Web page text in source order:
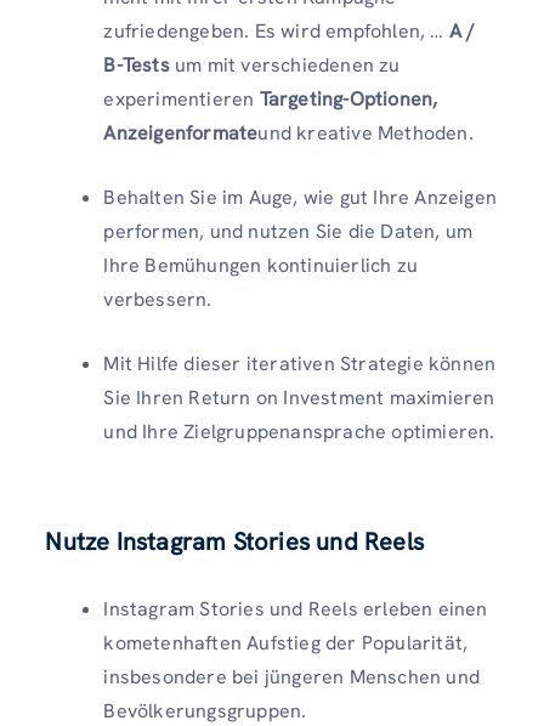
zufriedengeben. Es wird empfohlen, … A /
B-Testsum mit verschiedenen zu
experimentieren Targeting-Optionen,
Anzeigenformateund kreative Methoden.
Behalten Sie im Auge, wie gut Ihre Anzeigen
performen, und nutzen Sie die Daten, um
Ihre Bemühungen kontinuierlich zu
verbessern.
Mit Hilfe dieser iterativen Strategie können
Sie Ihren Return on Investment maximieren
und Ihre Zielgruppenansprache optimieren.
Nutze Instagram Stories und Reels
Instagram Stories und Reels erleben einen
kometenhaften Aufstieg der Popularität,
insbesondere bei jüngeren Menschen und
Bevölkerungsgruppen.